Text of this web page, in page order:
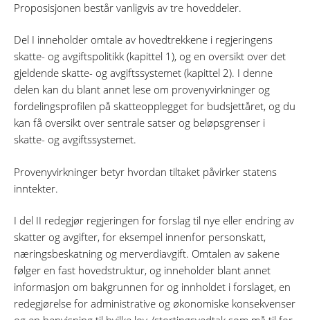
Proposisjonen består vanligvis av tre hoveddeler.
Del I inneholder omtale av hovedtrekkene i regjeringens
skatte- og avgiftspolitikk (kapittel 1), og en oversikt over det
gjeldende skatte- og avgiftssystemet (kapittel 2). I denne
delen kan du blant annet lese om provenyvirkninger og
fordelingsprofilen på skatteopplegget for budsjettåret, og du
kan få oversikt over sentrale satser og beløpsgrenser i
skatte- og avgiftssystemet.
Provenyvirkninger betyr hvordan tiltaket påvirker statens
inntekter.
I del II redegjør regjeringen for forslag til nye eller endring av
skatter og avgifter, for eksempel innenfor personskatt,
næringsbeskatning og merverdiavgift. Omtalen av sakene
følger en fast hovedstruktur, og inneholder blant annet
informasjon om bakgrunnen for og innholdet i forslaget, en
redegjørelse for administrative og økonomiske konsekvenser